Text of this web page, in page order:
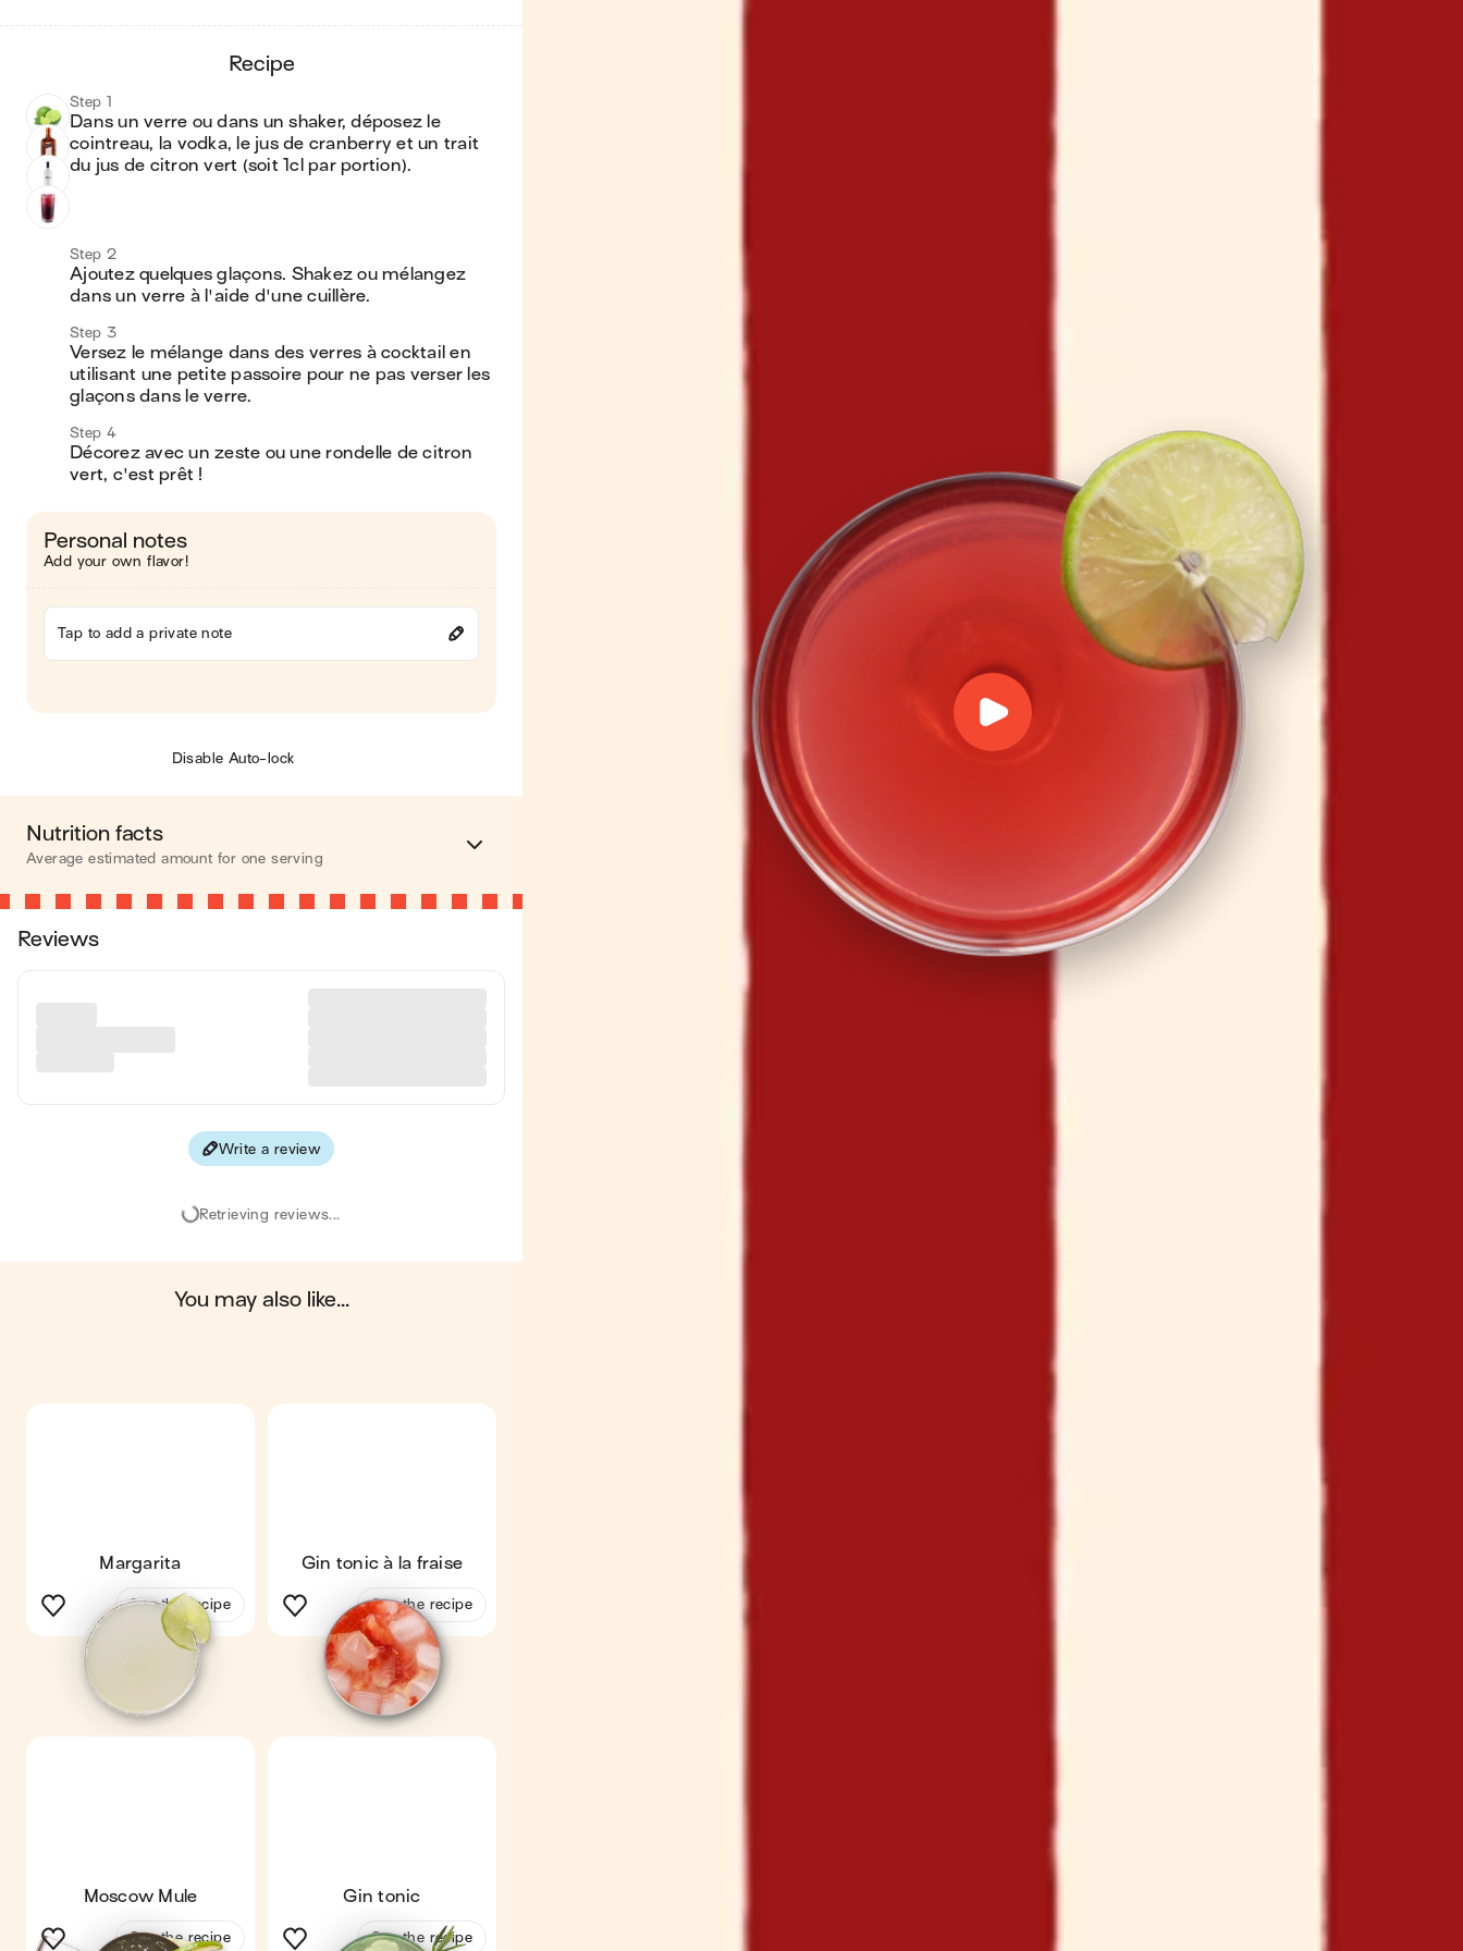
recipe
Step 1
Dans un verre ou dans un shaker, déposez le
cointreau, la vodka, le jus de cranberry et un trait
du jus de citron vert (soit 1cl par portion).
Step 2
Ajoutez quelques glaçons. Shakez ou mélangez
dans un verre à l'aide d'une cuillère.
Step 3
Versez le mélange dans des verres à cocktail en
utilisant une petite passoire pour ne pas verser les
glaçons dans le verre.
Step 4
Décorez avec un zeste ou une rondelle de citron
vert, c'est prêt !
Personal notes
Add your own flavor!
Tap to add a private note
Disable Auto-lock
Nutrition facts
Average estimated amount for one serving
Energy 177 cal.
Values are based on an average estimate for one serving. All
about your health, please consult with a health-care professional.
177 energy ; 0.1 g of fat ; 11 g of carbohydrates ; 0.3 g of protein ;
Reviews
Write a review
Retrieving reviews...
you may also like...
Margarita
See the recipe
Gin tonic à la fraise
See the recipe
Moscow Mule
See the recipe
Gin tonic
See the recipe